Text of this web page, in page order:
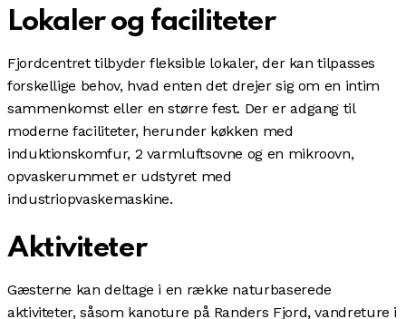
Lokaler og faciliteter
Fjordcentret tilbyder fleksible lokaler, der kan tilpasses
forskellige behov, hvad enten det drejer sig om en intim
sammenkomst eller en større fest. Der er adgang til
moderne faciliteter, herunder køkken med
induktionskomfur, 2 varmluftsovne og en mikroovn,
opvaskerummet er udstyret med
industriopvaskemaskine.
Aktiviteter
Gæsterne kan deltage i en række naturbaserede
aktiviteter, såsom kanoture på Randers Fjord, vandreture i